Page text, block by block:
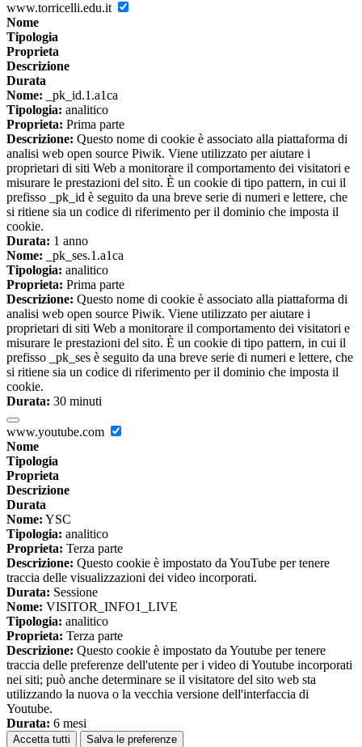
www.torricelli.edu.it
Nome
Tipologia
Proprieta
Descrizione
Durata
Nome: _pk_id.1.a1ca
Tipologia: analitico
Proprieta: Prima parte
Descrizione: Questo nome di cookie è associato alla piattaforma di
analisi web open source Piwik. Viene utilizzato per aiutare i
proprietari di siti Web a monitorare il comportamento dei visitatori e
misurare le prestazioni del sito. È un cookie di tipo pattern, in cui il
prefisso _pk_id è seguito da una breve serie di numeri e lettere, che
si ritiene sia un codice di riferimento per il dominio che imposta il
cookie.
Durata: 1 anno
Nome: _pk_ses.1.a1ca
Tipologia: analitico
Proprieta: Prima parte
Descrizione: Questo nome di cookie è associato alla piattaforma di
analisi web open source Piwik. Viene utilizzato per aiutare i
proprietari di siti Web a monitorare il comportamento dei visitatori e
misurare le prestazioni del sito. È un cookie di tipo pattern, in cui il
prefisso _pk_ses è seguito da una breve serie di numeri e lettere, che
si ritiene sia un codice di riferimento per il dominio che imposta il
cookie.
Durata: 30 minuti
www.youtube.com
Nome
Tipologia
Proprieta
Descrizione
Durata
Nome: YSC
Tipologia: analitico
Proprieta: Terza parte
Descrizione: Questo cookie è impostato da YouTube per tenere
traccia delle visualizzazioni dei video incorporati.
Durata: Sessione
Nome: VISITOR_INFO1_LIVE
Tipologia: analitico
Proprieta: Terza parte
Descrizione: Questo cookie è impostato da Youtube per tenere
traccia delle preferenze dell'utente per i video di Youtube incorporati
nei siti; può anche determinare se il visitatore del sito web sta
utilizzando la nuova o la vecchia versione dell'interfaccia di
Youtube.
Durata: 6 mesi
Accetta tutti Salva le preferenze